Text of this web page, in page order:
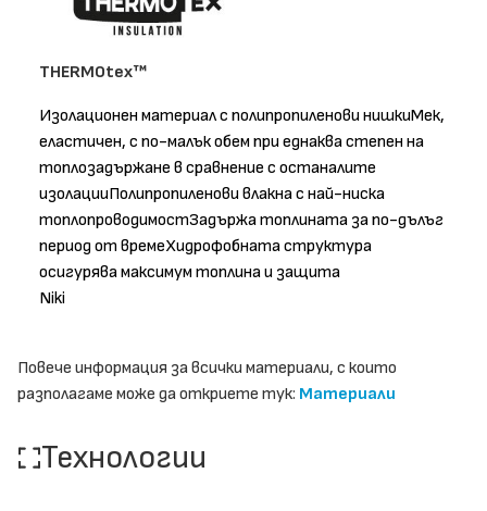
THERMOtex™
Изолационен материал с полипропиленови нишкиМек,
еластичен, с по-малък обем при еднаква степен на
топлозадържане в сравнение с останалите
изолацииПолипропиленови влакна с най-ниска
топлопроводимостЗадържа топлината за по-дълъг
период от времеХидрофобната структура
осигурява максимум топлина и защита
Niki
Повече информация за всички материали, с които
разполагаме може да откриете тук: Материали
Технологии